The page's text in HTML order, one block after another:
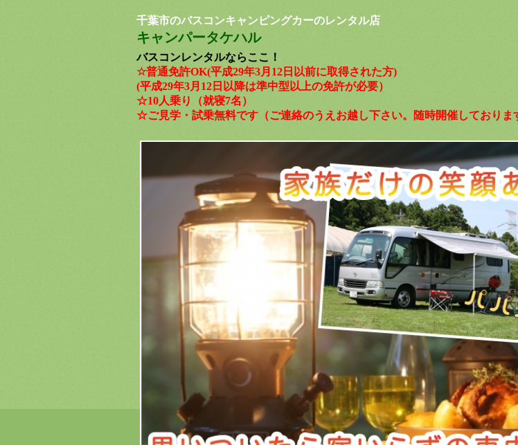
千葉市のバスコンキャンピングカーのレンタル店
キャンパータケハル​​​​​​
バスコンレンタルならここ！
☆普通免許OK(平成29年3月12日以前に取得された方)
(平成29年3月12日以降は準中型以上の免許が必要）
☆10人乗り（就寝7名）
☆ご見学・試乗無料です（ご連絡のうえお越し下さい。随時開催しておりま